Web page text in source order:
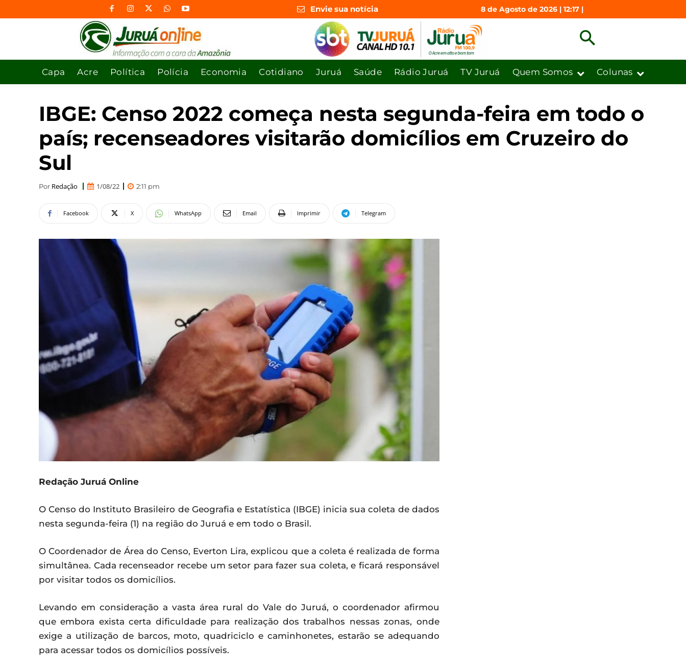
Envie sua notícia 8 de Agosto de 2026 | 12:17 |
Capa Acre Política Polícia Economia Cotidiano Juruá Saúde Rádio Juruá TV Juruá Quem Somos Colunas
IBGE: Censo 2022 começa nesta segunda-feira em todo o
país; recenseadores visitarão domicílios em Cruzeiro do
Sul
Por Redação 1/08/22 2:11 pm
Facebook X WhatsApp Email Imprimir Telegram
Redação Juruá Online
O Censo do Instituto Brasileiro de Geografia e Estatística (IBGE) inicia sua coleta de dados
nesta segunda-feira (1) na região do Juruá e em todo o Brasil.
O Coordenador de Área do Censo, Everton Lira, explicou que a coleta é realizada de forma
simultânea. Cada recenseador recebe um setor para fazer sua coleta, e ficará responsável
por visitar todos os domicílios.
Levando em consideração a vasta área rural do Vale do Juruá, o coordenador afirmou
que embora exista certa dificuldade para realização dos trabalhos nessas zonas, onde
exige a utilização de barcos, moto, quadriciclo e caminhonetes, estarão se adequando
para acessar todos os domicílios possíveis.